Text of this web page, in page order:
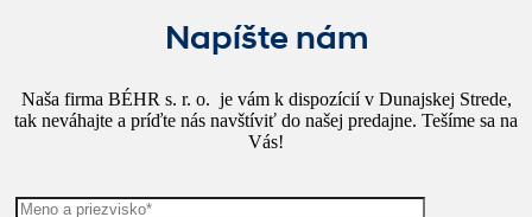
Napíšte nám
Naša firma BÉHR s. r. o. je vám k dispozícií v Dunajskej Strede,
tak neváhajte a príďte nás navštíviť do našej predajne. Tešíme sa na
Vás!